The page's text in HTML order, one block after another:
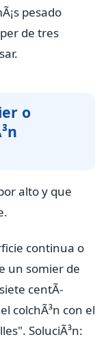
pesado
de tres
o
alto y que
continua o
un somier de
siete centÃ­
colchÃ³n con el
SoluciÃ³n: